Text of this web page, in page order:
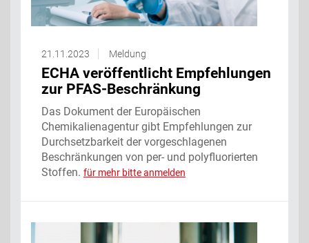
21.11.2023 Meldung
ECHA veröffentlicht Empfehlungen
zur PFAS-Beschränkung
Das Dokument der Europäischen
Chemikalienagentur gibt Empfehlungen zur
Durchsetzbarkeit der vorgeschlagenen
Beschränkungen von per- und polyfluorierten
Stoffen. für mehr bitte anmelden